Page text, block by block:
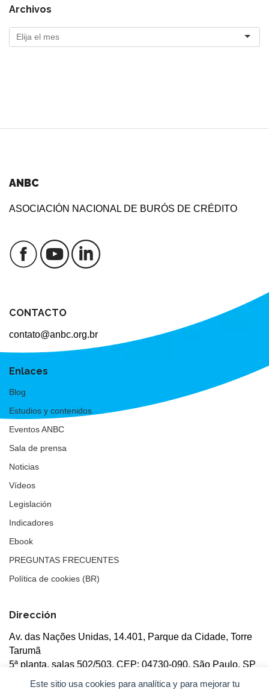
Este sitio usa cookies para analítica y para mejorar tu
Archivos
ANBC
ASOCIACIÓN NACIONAL DE BURÓS DE CRÉDITO
CONTACTO
contato@anbc.org.br
Enlaces
Blog
Estudios y contenidos
Eventos ANBC
Sala de prensa
Noticias
Vídeos
Legislación
Indicadores
Ebook
PREGUNTAS FRECUENTES
Política de cookies (BR)
Dirección
Av. das Nações Unidas, 14.401, Parque da Cidade, Torre
Tarumã
5ª planta, salas 502/503, CEP: 04730-090, São Paulo, SP